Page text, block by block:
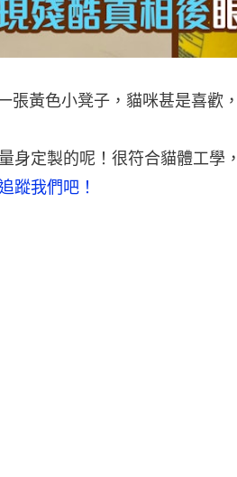
張黃色小凳子，貓咪甚是喜歡
身定製的呢！很符合貓體工學
蹤我們吧！